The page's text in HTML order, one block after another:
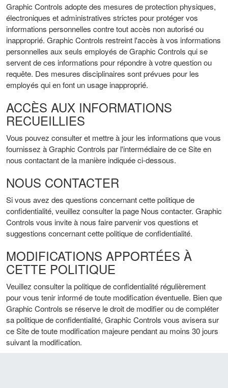
Graphic Controls adopte des mesures de protection physiques,
électroniques et administratives strictes pour protéger vos
informations personnelles contre tout accès non autorisé ou
inapproprié. Graphic Controls restreint l'accès à vos informations
personnelles aux seuls employés de Graphic Controls qui se
servent de ces informations pour répondre à votre question ou
requête. Des mesures disciplinaires sont prévues pour les
employés qui en font un usage inapproprié.
ACCÈS AUX INFORMATIONS
RECUEILLIES
Vous pouvez consulter et mettre à jour les informations que vous
fournissez à Graphic Controls par l'intermédiaire de ce Site en
nous contactant de la manière indiquée ci-dessous.
NOUS CONTACTER
Si vous avez des questions concernant cette politique de
confidentialité, veuillez consulter la page Nous contacter. Graphic
Controls vous invite à nous faire parvenir vos questions et
suggestions concernant cette politique de confidentialité.
MODIFICATIONS APPORTÉES À
CETTE POLITIQUE
Veuillez consulter la politique de confidentialité régulièrement
pour vous tenir informé de toute modification éventuelle. Bien que
Graphic Controls se réserve le droit de modifier ou de compléter
sa politique de confidentialité, Graphic Controls vous avisera sur
ce Site de toute modification majeure pendant au moins 30 jours
suivant la modification.